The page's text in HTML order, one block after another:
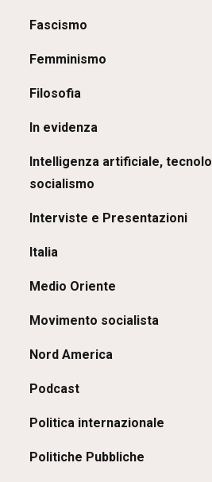
Fascismo
Femminismo
Filosofia
In evidenza
Intelligenza artificiale,
socialismo
Interviste e Presentazioni
Italia
Medio Oriente
Movimento socialista
Nord America
Podcast
Politica internazionale
Politiche Pubbliche